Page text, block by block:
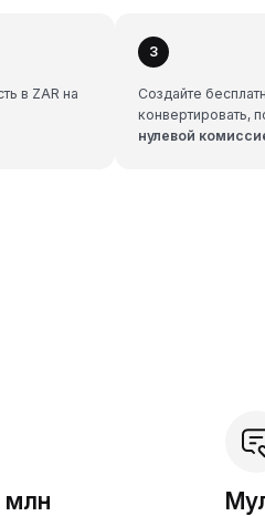
в ZAR на
3
Создайте
конвертировать,
нулевой
млн